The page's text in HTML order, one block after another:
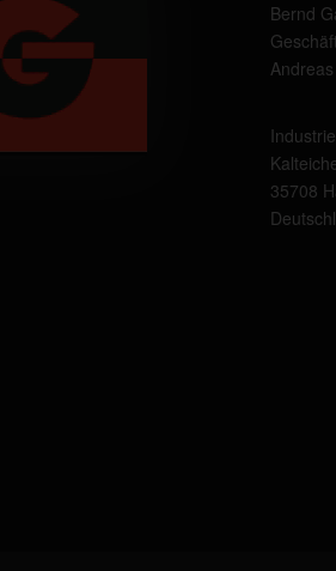
Bernd
35708